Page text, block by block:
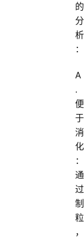
的
分
析
：
A
.
便
于
消
化
：
通
过
制
粒
，